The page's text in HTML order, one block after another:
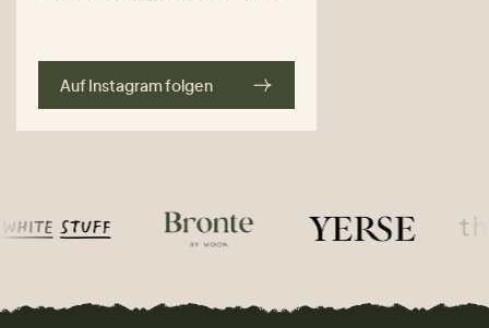
Auf Instagram folgen